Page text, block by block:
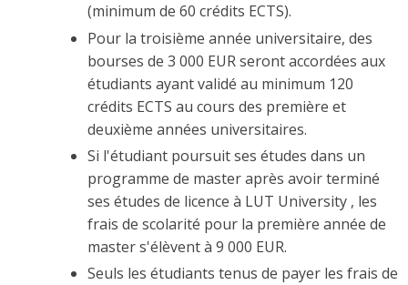
(minimum de 60 crédits ECTS).
Pour la troisième année universitaire, des
bourses de 3 000 EUR seront accordées aux
étudiants ayant validé au minimum 120
crédits ECTS au cours des première et
deuxième années universitaires.
Si l'étudiant poursuit ses études dans un
programme de master après avoir terminé
ses études de licence à LUT University , les
frais de scolarité pour la première année de
master s'élèvent à 9 000 EUR.
Seuls les étudiants tenus de payer les frais de